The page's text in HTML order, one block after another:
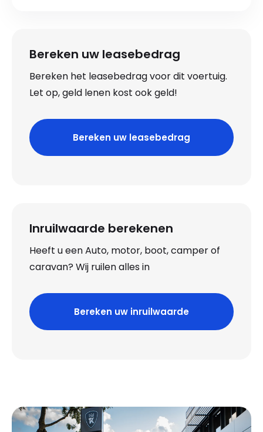
Bereken uw leasebedrag
Bereken het leasebedrag voor dit voertuig.
Let op, geld lenen kost ook geld!
Bereken uw leasebedrag
Inruilwaarde berekenen
Heeft u een Auto, motor, boot, camper of
caravan? Wij ruilen alles in
Bereken uw inruilwaarde